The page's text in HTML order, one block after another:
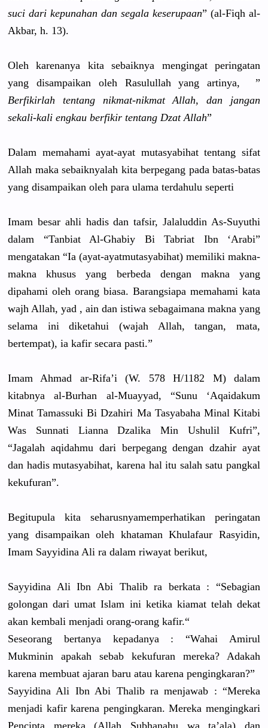
suci dari kepunahan dan segala keserupaan” (al-Fiqh al-
Akbar, h. 13).
Oleh karenanya kita sebaiknya mengingat peringatan
yang disampaikan oleh Rasulullahyang artinya, ”
Berfikirlah tentang nikmat-nikmat Allah, dan jangan
sekali-kali engkau berfikir tentang Dzat Allah”
Dalam memahami ayat-ayat mutasyabihat tentang sifat
Allah maka sebaiknyalah kita berpegang pada batas-batas
yang disampaikan oleh para ulama terdahulu seperti
Imam besar ahli hadis dan tafsir, Jalaluddin As-Suyuthi
dalam “Tanbiat Al-Ghabiy Bi Tabriat Ibn ‘Arabi”
mengatakan “Ia (ayat-ayatmutasyabihat) memiliki makna-
makna khusus yang berbeda dengan makna yang
dipahami oleh orang biasa. Barangsiapa memahami kata
wajh Allah, yad , ain dan istiwa sebagaimana makna yang
selama ini diketahui (wajah Allah, tangan, mata,
bertempat), ia kafir secara pasti.”
Imam Ahmad ar-Rifa’i (W. 578 H/1182 M) dalam
kitabnya al-Burhan al-Muayyad, “Sunu ‘Aqaidakum
Minat Tamassuki Bi Dzahiri Ma Tasyabaha Minal Kitabi
Was Sunnati Lianna Dzalika Min Ushulil Kufri”,
“Jagalah aqidahmu dari berpegang dengan dzahir ayat
dan hadis mutasyabihat, karena hal itu salah satu pangkal
kekufuran”.
Begitupula kita seharusnyamemperhatikan peringatan
yang disampaikan oleh khataman Khulafaur Rasyidin,
Imam Sayyidina Ali ra dalam riwayat berikut,
Sayyidina Ali Ibn Abi Thalib ra berkata : “Sebagian
golongan dari umat Islam ini ketika kiamat telah dekat
akan kembali menjadi orang-orang kafir.“
Seseorang bertanya kepadanya : “Wahai Amirul
Mukminin apakah sebab kekufuran mereka? Adakah
karena membuat ajaran baru atau karena pengingkaran?”
Sayyidina Ali Ibn Abi Thalib ra menjawab : “Mereka
menjadi kafir karena pengingkaran. Mereka mengingkari